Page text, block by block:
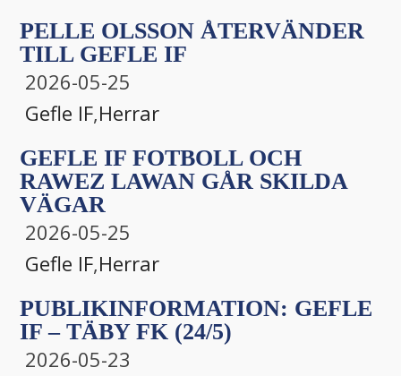
PELLE OLSSON ÅTERVÄNDER
TILL GEFLE IF
2026-05-25
Gefle IF,Herrar
GEFLE IF FOTBOLL OCH
RAWEZ LAWAN GÅR SKILDA
VÄGAR
2026-05-25
Gefle IF,Herrar
PUBLIKINFORMATION: GEFLE
IF – TÄBY FK (24/5)
2026-05-23